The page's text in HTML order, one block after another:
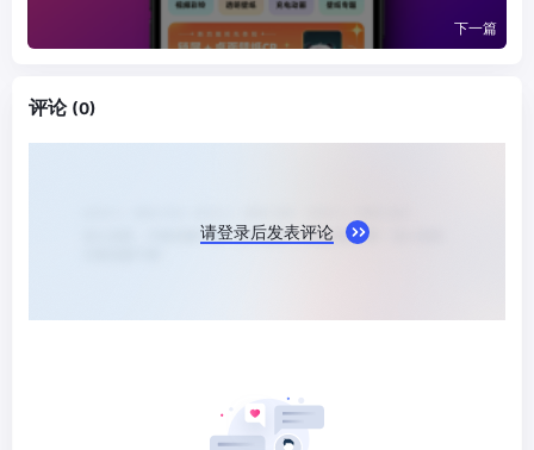
下一篇
评论 (0)
请登录后发表评论